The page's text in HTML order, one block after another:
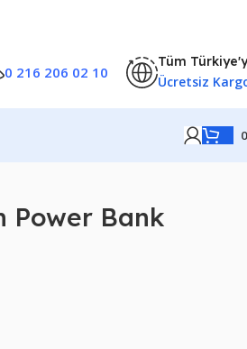
0 216 206 02 10
Tüm
Ücretsiz
Power Bank